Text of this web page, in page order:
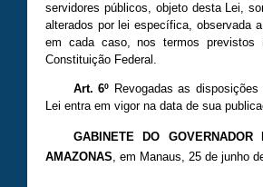
servidores públicos, objeto desta Lei,
alterados por lei específica, observada
em cada caso, nos termos
Constituição Federal.
Art. 6º Revogadas as
Lei entra em vigor na data de sua
GABINETE DO GOVERNADOR
AMAZONAS, em Manaus, 25 de junho